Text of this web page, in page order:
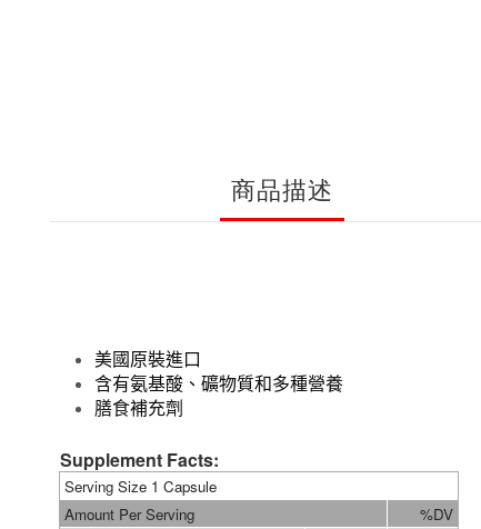
商品描述
美國原裝進口
含有氨基酸、礦物質和多種營養
膳食補充劑
Supplement Facts:
Serving Size 1 Capsule
Amount Per Serving
%DV